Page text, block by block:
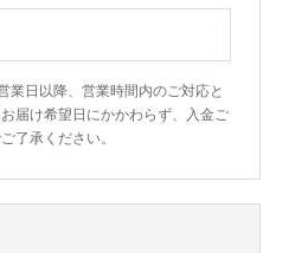
業日以降、営業時間内のご対応と
届け希望日にかかわらず、入金ご
了承ください。